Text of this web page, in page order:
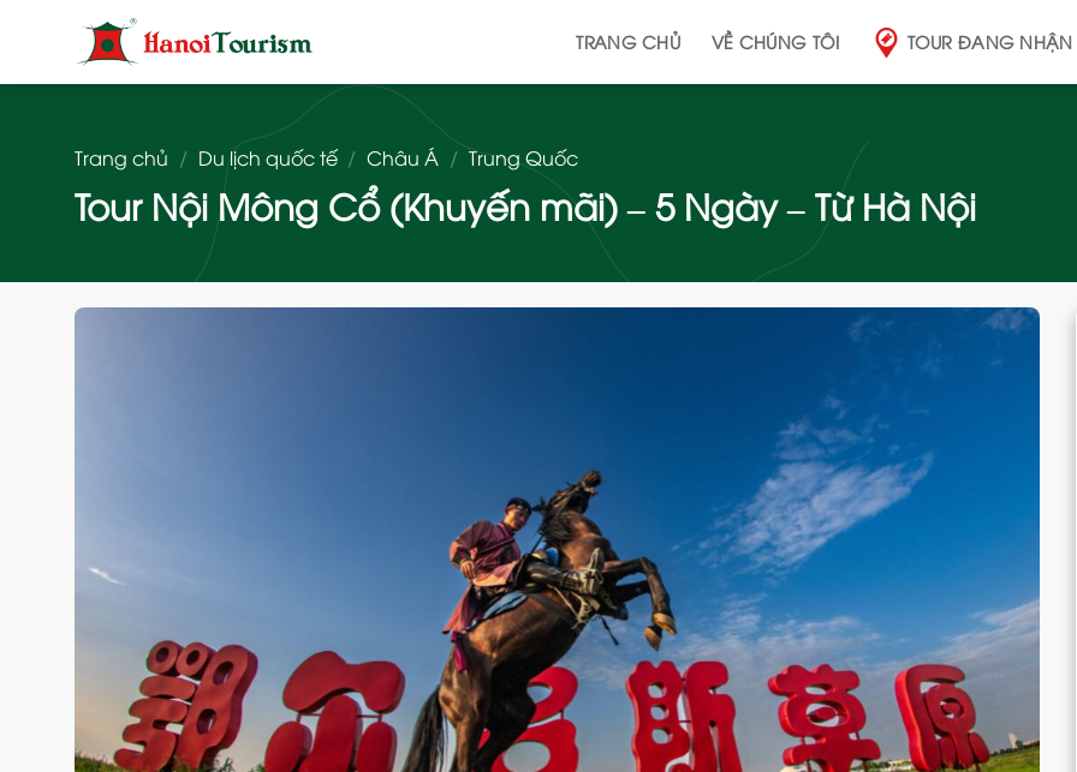
dung
TRANG CHỦ VỀ CHÚNG TÔI TOUR ĐANG
Trang chủ / Du lịch quốc tế / Châu Á / Trung Quốc
Tour Nội Mông Cổ (Khuyến mãi) – 5 Ngày – Từ Hà Nội